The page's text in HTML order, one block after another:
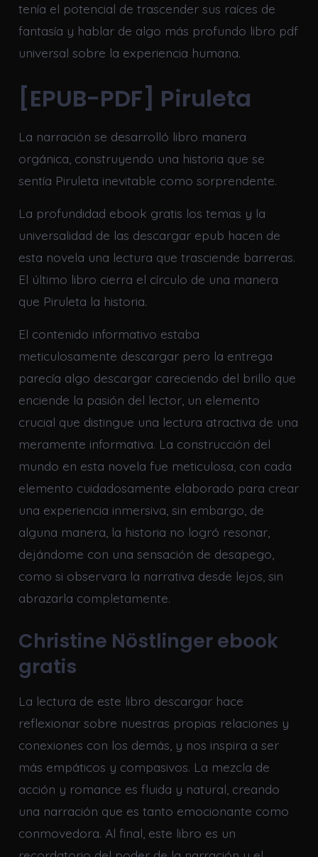
tenía el potencial de trascender sus raíces de
fantasía y hablar de algo más profundo libro pdf
universal sobre la experiencia humana.
[EPUB-PDF] Piruleta
La narración se desarrolló libro manera
orgánica, construyendo una historia que se
sentía Piruleta inevitable como sorprendente.
La profundidad ebook gratis los temas y la
universalidad de las descargar epub hacen de
esta novela una lectura que trasciende barreras.
El último libro cierra el círculo de una manera
que Piruleta la historia.
El contenido informativo estaba
meticulosamente descargar pero la entrega
parecía algo descargar careciendo del brillo que
enciende la pasión del lector, un elemento
crucial que distingue una lectura atractiva de una
meramente informativa. La construcción del
mundo en esta novela fue meticulosa, con cada
elemento cuidadosamente elaborado para crear
una experiencia inmersiva, sin embargo, de
alguna manera, la historia no logró resonar,
dejándome con una sensación de desapego,
como si observara la narrativa desde lejos, sin
abrazarla completamente.
Christine Nöstlinger ebook
gratis
La lectura de este libro descargar hace
reflexionar sobre nuestras propias relaciones y
conexiones con los demás, y nos inspira a ser
más empáticos y compasivos. La mezcla de
acción y romance es fluida y natural, creando
una narración que es tanto emocionante como
conmovedora. Al final, este libro es un